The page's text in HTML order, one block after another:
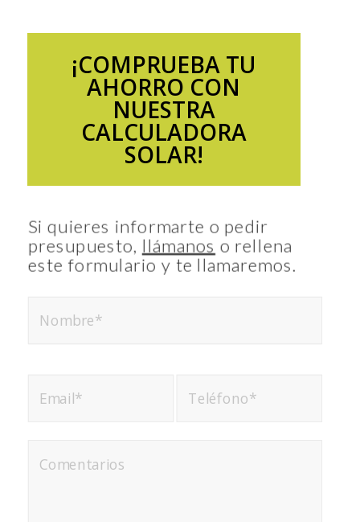
¡COMPRUEBA TU
AHORRO CON
NUESTRA
CALCULADORA
SOLAR!
Si quieres informarte o pedir
presupuesto, llámanos o rellena
este formulario y te llamaremos.